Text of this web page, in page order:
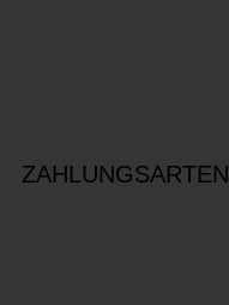
ZAHLUNGSARTEN